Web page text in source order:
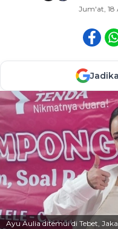
Jum'at, 18
Ayu Aulia ditemui di Tebet,